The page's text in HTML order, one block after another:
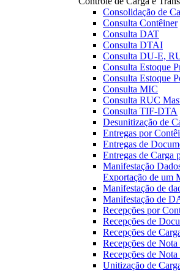
Consolidação de
Consulta Contêiner
Consulta DAT
Consulta DTAI
Consulta DU-E,
Consulta Estoque
Consulta Estoque
Consulta MIC
Consulta RUC
Consulta TIF-DTA
Desunitização de
Entregas por
Entregas de
Entregas de
Manifestação
Exportação de um
Manifestação de
Manifestação de
Recepções por
Recepções de
Recepções de
Recepções de
Recepções de
Unitização de